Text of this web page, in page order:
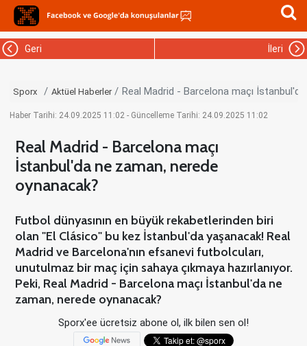
Geri İleri
Sporx Aktüel Haberler Real Madrid - Barcelona maçı
Haber Tarihi: 24.09.2025 11:02 - Güncelleme Tarihi: 24.09.2025 11:02
Real Madrid - Barcelona maçı
İstanbul'da ne zaman, nerede
oynanacak?
Futbol dünyasının en büyük rekabetlerinden biri
olan "El Clásico" bu kez İstanbul'da yaşanacak! Real
Madrid ve Barcelona'nın efsanevi futbolcuları,
unutulmaz bir maç için sahaya çıkmaya hazırlanıyor.
Peki, Real Madrid - Barcelona maçı İstanbul'da ne
zaman, nerede oynanacak?
Sporx'ee ücretsiz abone ol, ilk bilen sen ol!